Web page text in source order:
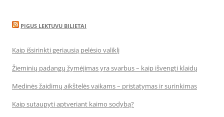
PIGUS LEKTUVU BILIETAI
Kaip išsirinkti geriausią pelėsio valiklį
Žieminių padangų žymėjimas yra svarbus – kaip išvengti klaidų
Medinės žaidimų aikštelės vaikams – pristatymas ir surinkimas
Kaip sutaupyti aptveriant kaimo sodybą?